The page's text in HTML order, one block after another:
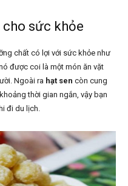
sức khỏe
chất có lợi với sức khỏe như
được coi là một món ăn vặt
Ngoài ra hạt sen còn cung
thời gian ngắn, vậy bạn
đi du lịch.